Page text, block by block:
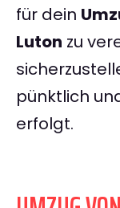
für dein
Luton zu
pünktlich
erfolgt.